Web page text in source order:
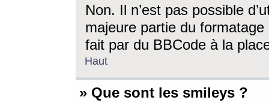
Non. Il n’est pas possible
majeure partie du
fait par du BBCode à la
Haut
» Que sont les smileys ?